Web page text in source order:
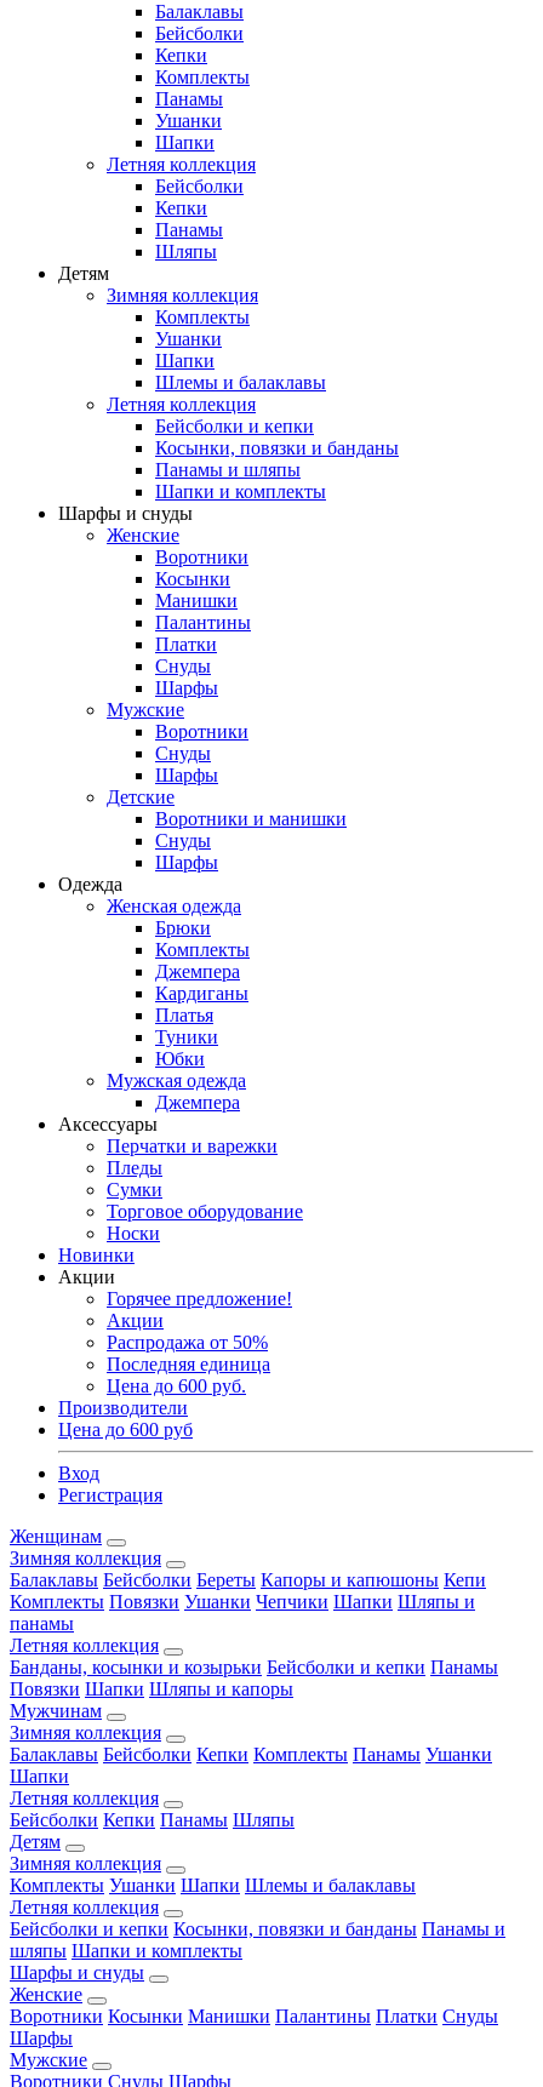
Балаклавы
Бейсболки
Кепки
Комплекты
Панамы
Ушанки
Шапки
Летняя коллекция
Бейсболки
Кепки
Панамы
Шляпы
Детям
Зимняя коллекция
Комплекты
Ушанки
Шапки
Шлемы и балаклавы
Летняя коллекция
Бейсболки и кепки
Косынки, повязки и банданы
Панамы и шляпы
Шапки и комплекты
Шарфы и снуды
Женские
Воротники
Косынки
Манишки
Палантины
Платки
Снуды
Шарфы
Мужские
Воротники
Снуды
Шарфы
Детские
Воротники и манишки
Снуды
Шарфы
Одежда
Женская одежда
Брюки
Комплекты
Джемпера
Кардиганы
Платья
Туники
Юбки
Мужская одежда
Джемпера
Аксессуары
Перчатки и варежки
Пледы
Сумки
Торговое оборудование
Носки
Новинки
Акции
Горячее предложение!
Акции
Распродажа от 50%
Последняя единица
Цена до 600 руб.
Производители
Цена до 600 руб
Вход
Регистрация
Женщинам
Зимняя коллекция
Балаклавы Бейсболки Береты Капоры и капюшоны Кепи
Комплекты Повязки Ушанки Чепчики Шапки Шляпы и
панамы
Летняя коллекция
Банданы, косынки и козырьки Бейсболки и кепки Панамы
Повязки Шапки Шляпы и капоры
Мужчинам
Зимняя коллекция
Балаклавы Бейсболки Кепки Комплекты Панамы Ушанки
Шапки
Летняя коллекция
Бейсболки Кепки Панамы Шляпы
Детям
Зимняя коллекция
Комплекты Ушанки Шапки Шлемы и балаклавы
Летняя коллекция
Бейсболки и кепки Косынки, повязки и банданы Панамы и
шляпы Шапки и комплекты
Шарфы и снуды
Женские
Воротники Косынки Манишки Палантины Платки Снуды
Шарфы
Мужские
Воротники Снуды Шарфы